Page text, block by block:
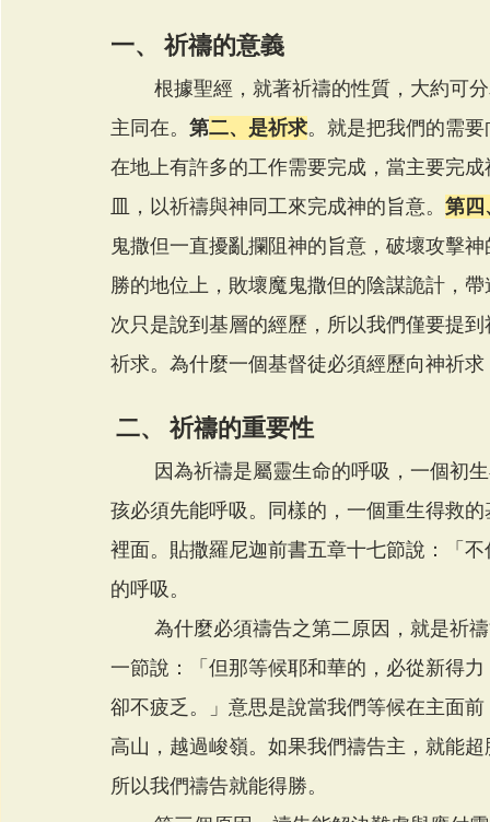
一、 祈禱的意義
根據聖經，就著祈禱的性質，大約
主同在。 第二、是祈求。就是把我們的需
在地上有許多的工作需要完成，當主要完
皿，以祈禱與神同工來完成神的旨意。 第四
鬼撒但一直擾亂攔阻神的旨意，破壞攻擊
勝的地位上，敗壞魔鬼撒但的陰謀詭計，
次只是說到基層的經歷，所以我們僅要提
祈求。為什麼一個基督徒必須經歷向神祈
二、 祈禱的重要性
孩必須先能呼吸。同樣的，一個重生得救
裡面。貼撒羅尼迦前書五章十七節說：「
的呼吸。
一節說：「但那等候耶和華的，必從新得
卻不疲乏。」意思是說當我們等候在主面
高山，越過峻嶺。如果我們禱告主，就能
所以我們禱告就能得勝。